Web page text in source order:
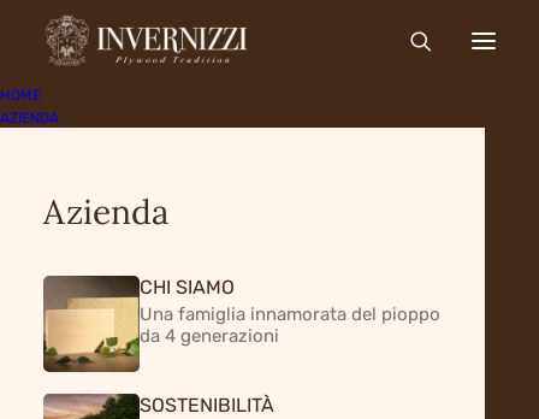
HOME
AZIENDA
Azienda
CHI SIAMO
Una famiglia innamorata del pioppo
da 4 generazioni
SOSTENIBILITÀ